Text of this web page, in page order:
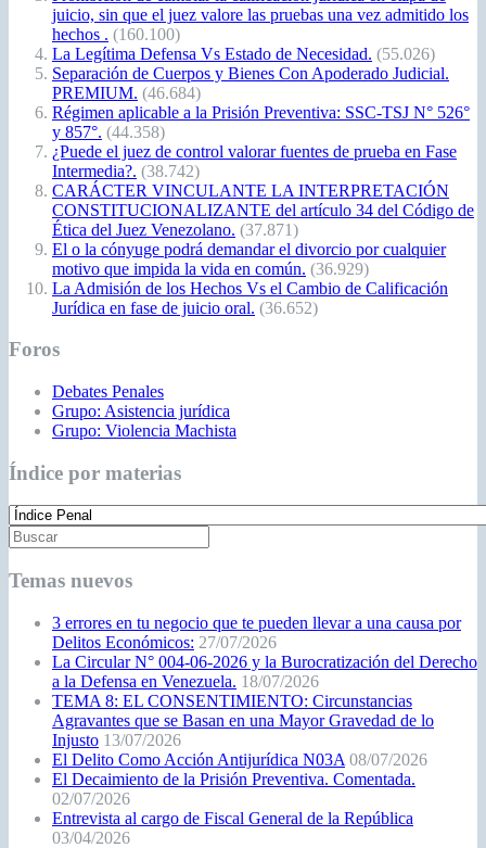
juicio, sin que el juez valore las pruebas una vez admitido los
hechos . (160.100)
La Legítima Defensa Vs Estado de Necesidad. (55.026)
Separación de Cuerpos y Bienes Con Apoderado Judicial.
PREMIUM. (46.684)
Régimen aplicable a la Prisión Preventiva: SSC-TSJ N° 526°
y 857°. (44.358)
¿Puede el juez de control valorar fuentes de prueba en Fase
Intermedia?. (38.742)
CARÁCTER VINCULANTE LA INTERPRETACIÓN
CONSTITUCIONALIZANTE del artículo 34 del Código de
Ética del Juez Venezolano. (37.871)
El o la cónyuge podrá demandar el divorcio por cualquier
motivo que impida la vida en común. (36.929)
La Admisión de los Hechos Vs el Cambio de Calificación
Jurídica en fase de juicio oral. (36.652)
Foros
Debates Penales
Grupo: Asistencia jurídica
Grupo: Violencia Machista
Índice por materias
Temas nuevos
3 errores en tu negocio que te pueden llevar a una causa por
Delitos Económicos: 27/07/2026
La Circular N° 004-06-2026 y la Burocratización del Derecho
a la Defensa en Venezuela. 18/07/2026
TEMA 8: EL CONSENTIMIENTO: Circunstancias
Agravantes que se Basan en una Mayor Gravedad de lo
Injusto 13/07/2026
El Delito Como Acción Antijurídica N03A 08/07/2026
El Decaimiento de la Prisión Preventiva. Comentada.
02/07/2026
Entrevista al cargo de Fiscal General de la República
03/04/2026